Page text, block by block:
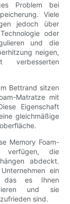
Problem bei
Viele
jedoch über
oder
und die
neigen,
Bettrand sitzen
Matratze mit
Eigenschaft
gleichmäßige
Memory Foam-
verfügen, die
abdeckt.
ein
das es Ihnen
und sie
sind.